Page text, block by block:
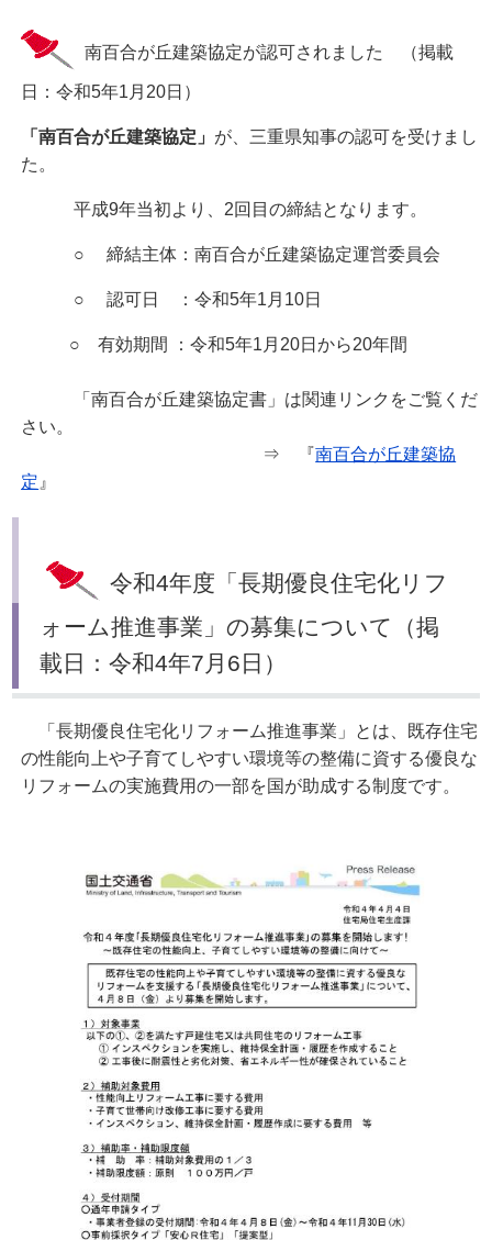
南百合が丘建築協定が認可されました （掲載
日：令和5年1月20日）
「南百合が丘建築協定」 が、三重県知事の認可を受けまし
た。
平成9年当初より、2回目の締結となります。
○ 締結主体：南百合が丘建築協定運営委員会
○ 認可日 ：令和5年1月10日
○ 有効期間 ：令和5年1月20日から20年間
「南百合が丘建築協定書」は関連リンクをご覧くだ
さい。
⇒ 『南百合が丘建築協
定 』
令和4年度「長期優良住宅化リフ
ォーム推進事業」の募集について（掲
載日：令和4年7月6日）
「長期優良住宅化リフォーム推進事業」とは、既存住宅
の性能向上や子育てしやすい環境等の整備に資する優良な
リフォームの実施費用の一部を国が助成する制度です。